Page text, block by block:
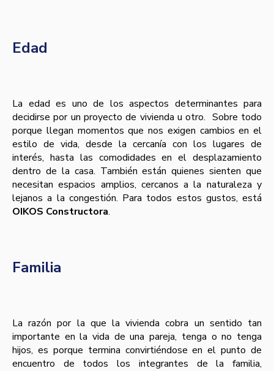
Edad
La edad es uno de los aspectos determinantes para
decidirse por un proyecto de vivienda u otro. Sobre todo
porque llegan momentos que nos exigen cambios en el
estilo de vida, desde la cercanía con los lugares de
interés, hasta las comodidades en el desplazamiento
dentro de la casa. También están quienes sienten que
necesitan espacios amplios, cercanos a la naturaleza y
lejanos a la congestión. Para todos estos gustos, está
OIKOS Constructora.
Familia
La razón por la que la vivienda cobra un sentido tan
importante en la vida de una pareja, tenga o no tenga
hijos, es porque termina convirtiéndose en el punto de
encuentro de todos los integrantes de la familia,